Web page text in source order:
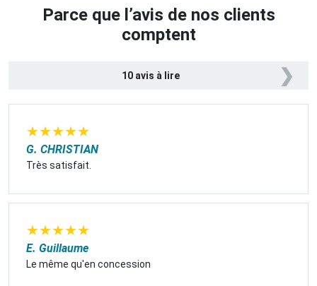
Parce que l’avis de nos clients
comptent
10 avis à lire ❯
★★★★★
G. CHRISTIAN
Très satisfait.
★★★★★
E. Guillaume
Le même qu'en concession